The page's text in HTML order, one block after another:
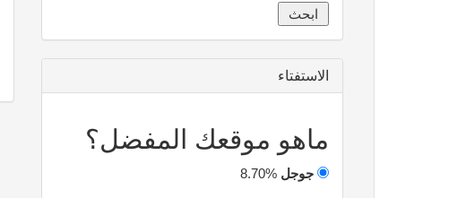
الاستفتاء
ماهو موقعك المفضل؟
جوجل 8.70%